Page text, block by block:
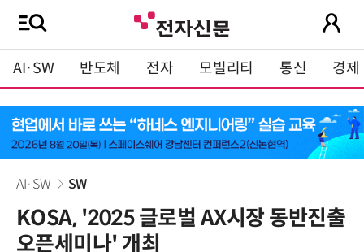
AI·SW 반도체 전자 모빌리티 통신 경제
AI·SW SW
KOSA, '2025 글로벌 AX시장 동반진출
오픈세미나' 개최